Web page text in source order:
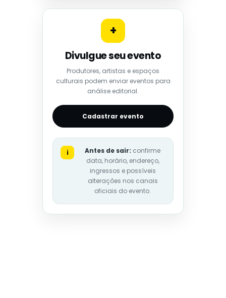
+
Divulgue seu evento
Produtores, artistas e espaços
culturais podem enviar eventos para
análise editorial.
Cadastrar evento
i Antes de sair: confirme
data, horário, endereço,
ingressos e possíveis
alterações nos canais
oficiais do evento.